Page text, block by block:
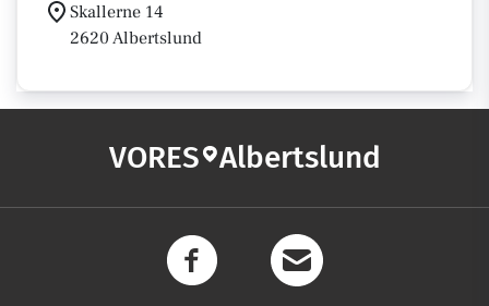
Skallerne 14
2620 Albertslund
VORES Albertslund